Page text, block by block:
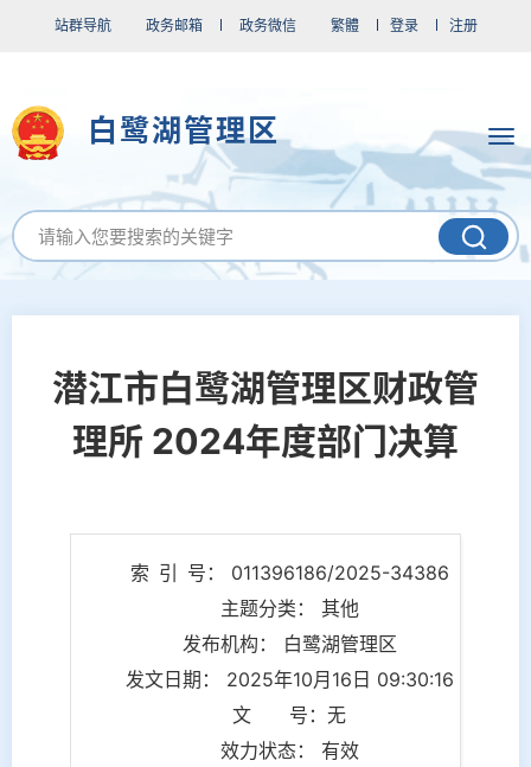
站群导航 政务邮箱 政务微信 繁體 登录 注册
白鹭湖管理区
潜江市白鹭湖管理区财政管
理所 2024年度部门决算
索 引 号： 011396186/2025-34386
主题分类： 其他
发布机构： 白鹭湖管理区
发文日期： 2025年10月16日 09:30:16
文 号：无
效力状态： 有效